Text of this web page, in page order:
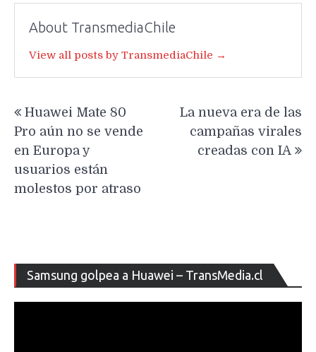
About TransmediaChile
View all posts by TransmediaChile →
de
entradas
Huawei Mate 80
Pro aún no se vende
en Europa y
usuarios están
molestos por atraso
La nueva era de las
campañas virales
creadas con IA
Samsung golpea a Huawei – TransMedia.cl
de